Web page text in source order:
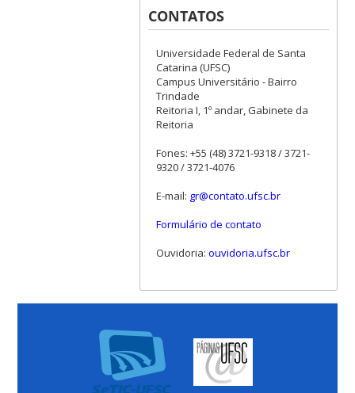
CONTATOS
Universidade Federal de Santa
Catarina (UFSC)
Campus Universitário - Bairro
Trindade
Reitoria I, 1º andar, Gabinete da
Reitoria
Fones: +55 (48) 3721-9318 / 3721-
9320 / 3721-4076
E-mail: gr@contato.ufsc.br
Formulário de contato
Ouvidoria: ouvidoria.ufsc.br